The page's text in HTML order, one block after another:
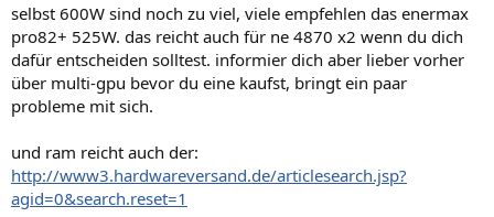
selbst 600W sind noch zu viel, viele empfehlen das enermax
pro82+ 525W. das reicht auch für ne 4870 x2 wenn du dich
dafür entscheiden solltest. informier dich aber lieber vorher
über multi-gpu bevor du eine kaufst, bringt ein paar
probleme mit sich.
und ram reicht auch der:
http://www3.hardwareversand.de/articlesearch.jsp?
agid=0&search.reset=1